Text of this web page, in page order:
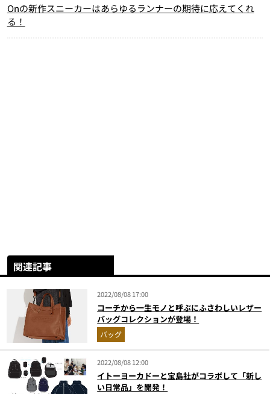
Onの新作スニーカーはあらゆるランナーの期待に応えてくれ
る！
関連記事
2022/08/08 17:00
コーチから一生モノと呼ぶにふさわしいレザー
バッグコレクションが登場！
バッグ
2022/08/08 12:00
イトーヨーカドーと宝島社がコラボして「新し
い日常品」を開発！